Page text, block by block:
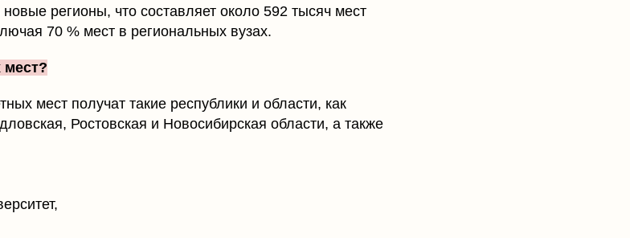
регионы, что составляет около 592 тысяч мест
70 % мест в региональных вузах.
мест получат такие республики и области, как
Ростовская и Новосибирская области, а также